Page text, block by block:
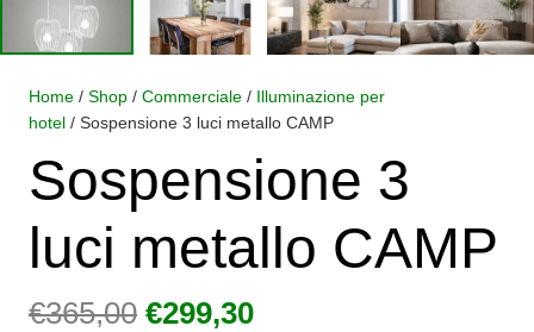
Home / Shop / Commerciale / Illuminazione per
hotel / Sospensione 3 luci metallo CAMP
Sospensione 3
luci metallo CAMP
€365,00 Il
€299,30Il